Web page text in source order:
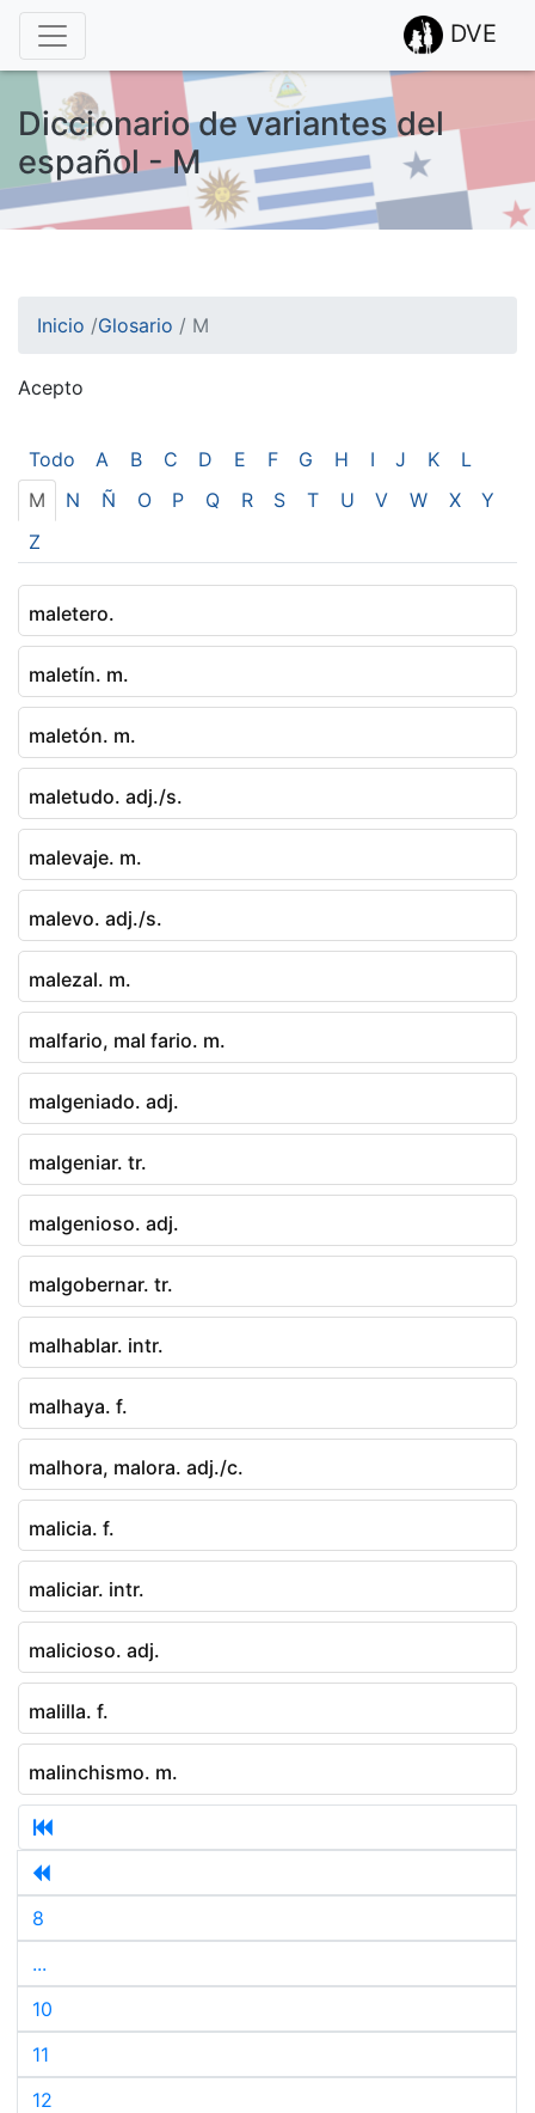
DVE
Diccionario de variantes del
español - M
Inicio /Glosario / M
Acepto
Todo A B C D E F G H I J K
L
M
N Ñ O P Q R S T U V W X
Y
Z
maletero.
maletín. m.
maletón. m.
maletudo. adj./s.
malevaje. m.
malevo. adj./s.
malezal. m.
malfario, mal fario. m.
malgeniado. adj.
malgeniar. tr.
malgenioso. adj.
malgobernar. tr.
malhablar. intr.
malhaya. f.
malhora, malora. adj./c.
malicia. f.
maliciar. intr.
malicioso. adj.
malilla. f.
malinchismo. m.
8
...
10
11
12